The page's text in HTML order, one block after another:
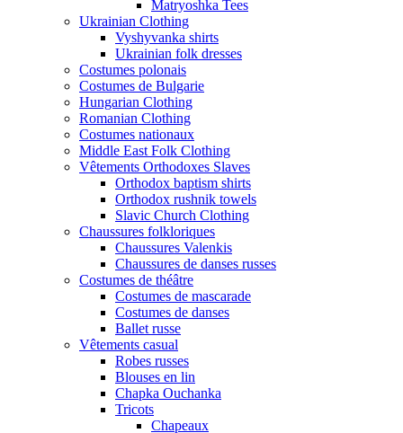
Matryoshka Tees
Ukrainian Clothing
Vyshyvanka shirts
Ukrainian folk dresses
Costumes polonais
Costumes de Bulgarie
Hungarian Clothing
Romanian Clothing
Costumes nationaux
Middle East Folk Clothing
Vêtements Orthodoxes Slaves
Orthodox baptism shirts
Orthodox rushnik towels
Slavic Church Clothing
Chaussures folkloriques
Chaussures Valenkis
Chaussures de danses russes
Costumes de théâtre
Costumes de mascarade
Costumes de danses
Ballet russe
Vêtements casual
Robes russes
Blouses en lin
Chapka Ouchanka
Tricots
Chapeaux